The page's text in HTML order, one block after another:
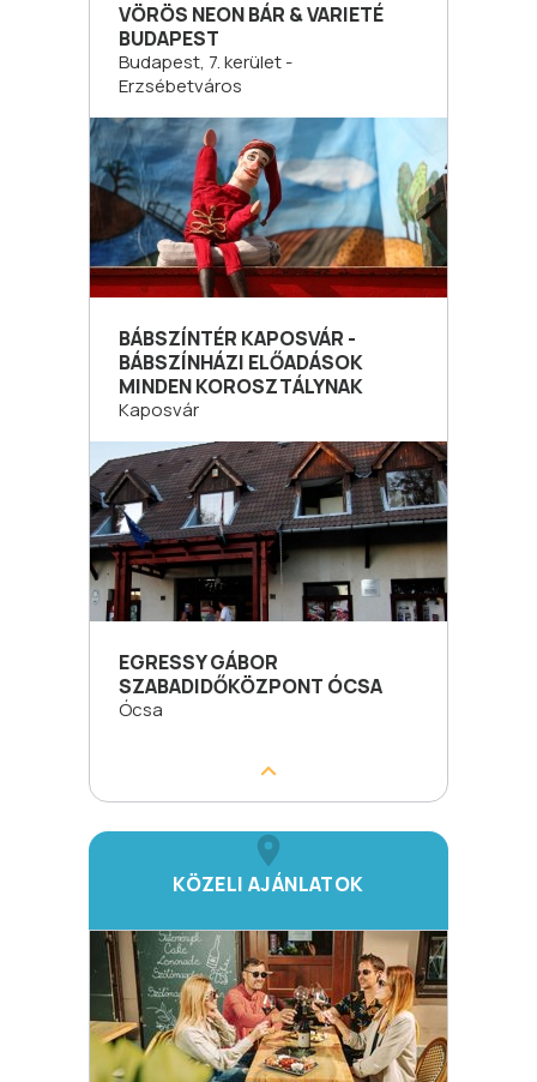
VÖRÖS NEON BÁR & VARIETÉ
BUDAPEST
Budapest, 7. kerület -
Erzsébetváros
BÁBSZÍNTÉR KAPOSVÁR -
BÁBSZÍNHÁZI ELŐADÁSOK
MINDEN KOROSZTÁLYNAK
Kaposvár
EGRESSY GÁBOR
SZABADIDŐKÖZPONT ÓCSA
Ócsa
KÖZELI AJÁNLATOK